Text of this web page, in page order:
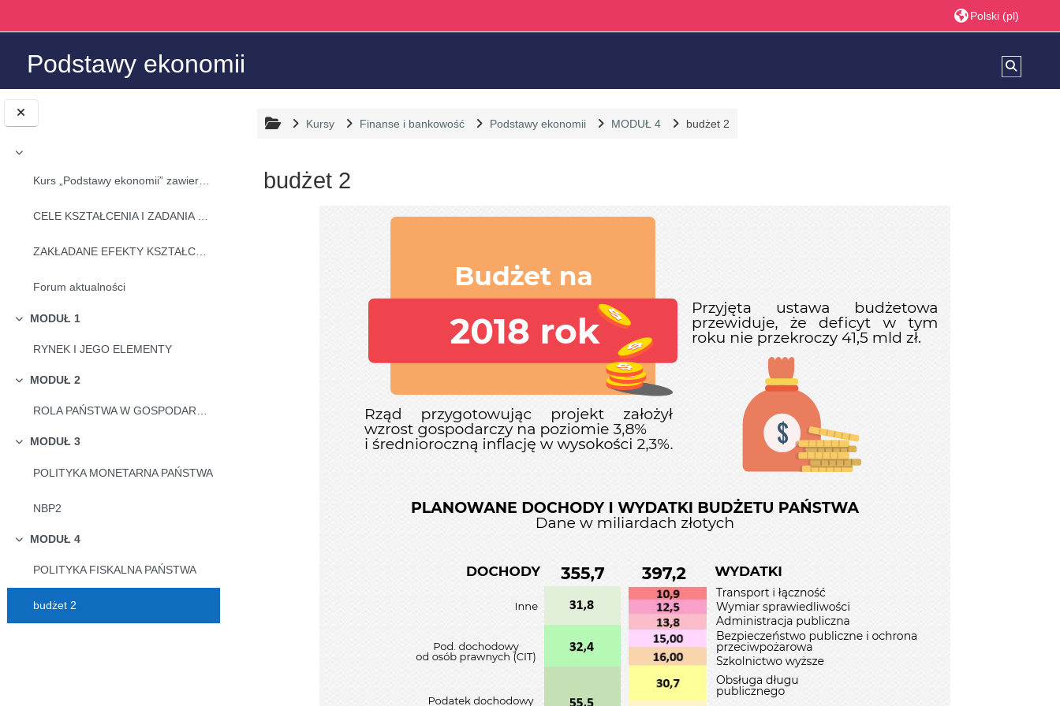
Minimalizuj
Kurs „Podstawy ekonomii” zawiera zestawienie wiedz...
ZAKŁADANE EFEKTY KSZTAŁCENIA W ZAKRESIE
Forum aktualności
Minimalizuj
MODUŁ 1
RYNEK I JEGO ELEMENTY
Minimalizuj
MODUŁ 2
Minimalizuj
MODUŁ 3
POLITYKA MONETARNA PAŃSTWA
NBP2
Minimalizuj
MODUŁ 4
POLITYKA FISKALNA PAŃSTWA
budżet 2
Polski ‎(pl)‎
Podstawy ekonomii
Kursy Finanse i bankowość Podstawy ekonomii MODUŁ 4 budżet 2
budżet 2